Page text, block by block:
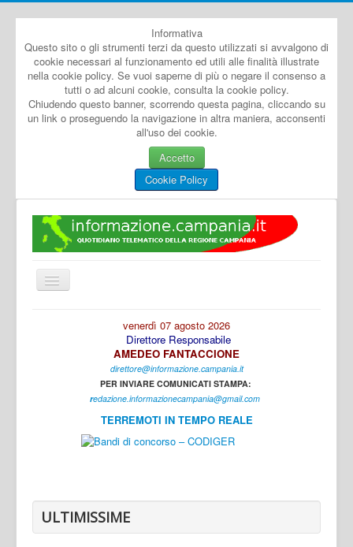
Informativa
Questo sito o gli strumenti terzi da questo utilizzati si avvalgono di
cookie necessari al funzionamento ed utili alle finalità illustrate
nella cookie policy. Se vuoi saperne di più o negare il consenso a
tutti o ad alcuni cookie, consulta la cookie policy.
Chiudendo questo banner, scorrendo questa pagina, cliccando su
un link o proseguendo la navigazione in altra maniera, acconsenti
all'uso dei cookie.
Accetto
Cookie Policy
Cambia
navigazione
Caserta
venerdì 07 agosto 2026
Direttore Responsabile
AMEDEO FANTACCIONE
direttore@informazione.campania.it
PER INVIARE COMUNICATI STAMPA:
redazione.informazionecampania@gmail.com
TERREMOTI IN TEMPO REALE
ULTIMISSIME